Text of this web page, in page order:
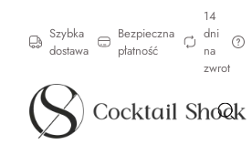
Szybka
dostawa
Bezpieczna
płatność
14
dni
na
zwrot